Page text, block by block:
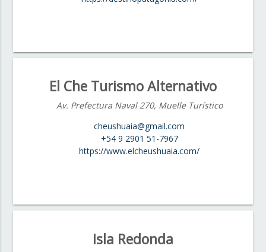
El Che Turismo Alternativo
Av. Prefectura Naval 270, Muelle Turístico
cheushuaia@gmail.com
+54 9 2901 51-7967
https://www.elcheushuaia.com/
Isla Redonda